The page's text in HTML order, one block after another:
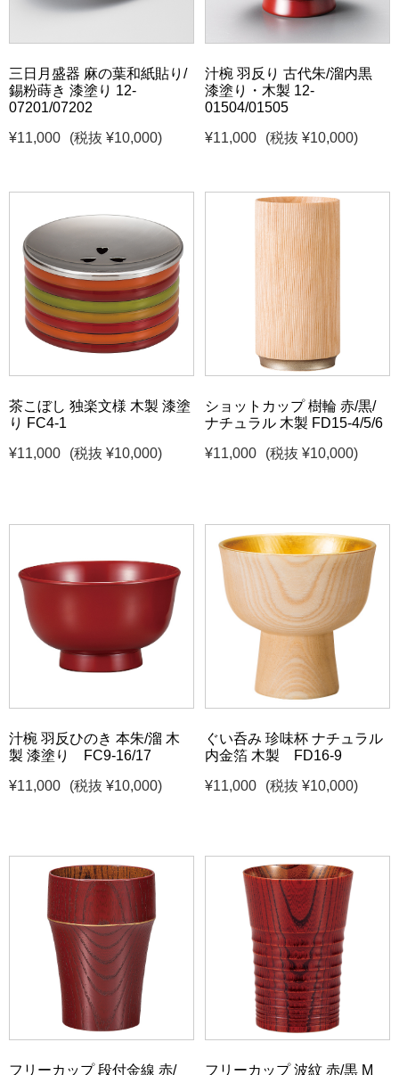
三日月盛器 麻の葉和紙貼り/
錫粉蒔き 漆塗り 12-
07201/07202
¥11,000
(税抜 ¥10,000)
汁椀 羽反り 古代朱/溜内黒
漆塗り・木製 12-
01504/01505
¥11,000
(税抜 ¥10,000)
茶こぼし 独楽文様 木製 漆塗
り FC4-1
¥11,000
(税抜 ¥10,000)
ショットカップ 樹輪 赤/黒/
ナチュラル 木製 FD15-4/5/6
¥11,000
(税抜 ¥10,000)
汁椀 羽反ひのき 本朱/溜 木
製 漆塗り FC9-16/17
¥11,000
(税抜 ¥10,000)
ぐい呑み 珍味杯 ナチュラル
内金箔 木製 FD16-9
¥11,000
(税抜 ¥10,000)
フリーカップ 段付金線 赤/ フリーカップ 波紋 赤/黒 M